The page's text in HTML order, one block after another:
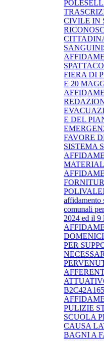
CIVILE IN
FIERA DI
E 20
E DEL
FAVORE
SISTEMA
affidamento
comunali
2024 ed il 9
PER
PULIZIE
SCUOLA
CAUSA
BAGNI A